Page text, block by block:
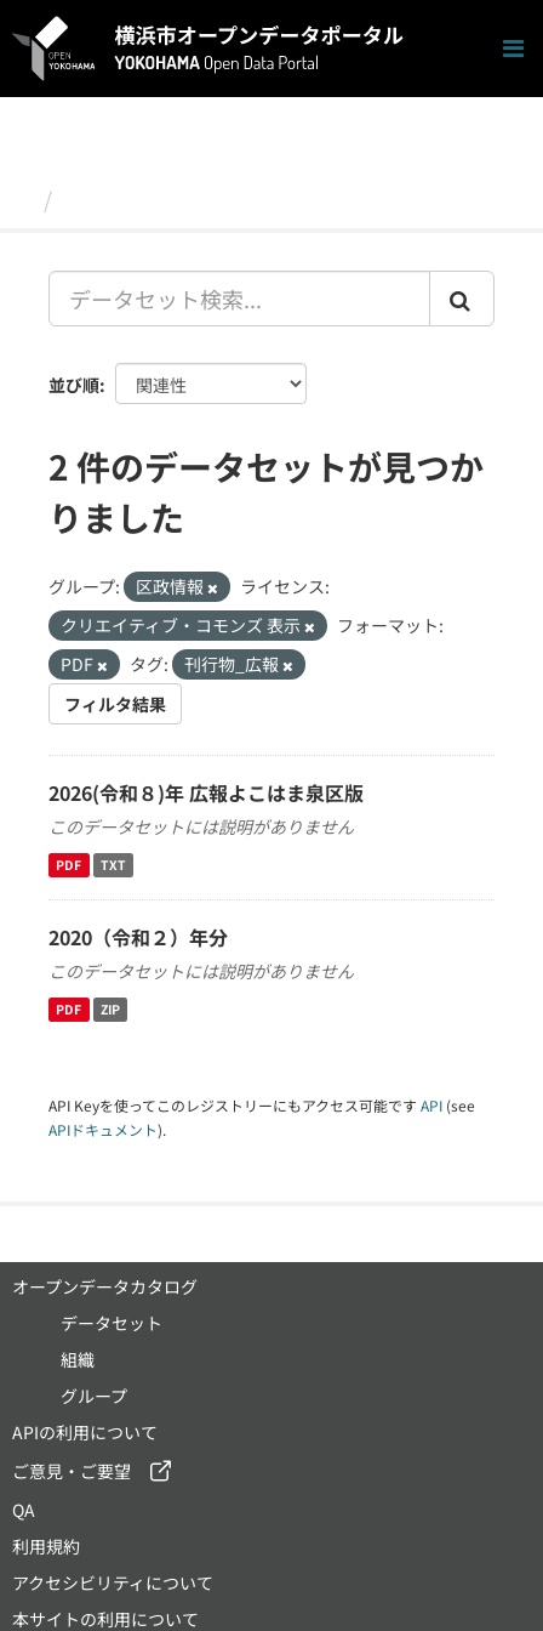
キ
並び順
2 件のデータセットが見つか
りました
グループ: 区政情報
ライセンス:
クリエイティブ・コモンズ 表示
フォーマット:
PDF
タグ:
刊行物_広報
フィルタ結果
2026(令和８)年 広報よこはま泉区版
このデータセットには説明がありません
PDF TXT
2020（令和２）年分
このデータセットには説明がありません
PDF ZIP
API Keyを使ってこのレジストリーにもアクセス可能です API (see
APIドキュメント).
オープンデータカタログ
データセット
組織
グループ
APIの利用について
ご意見・ご要望
QA
利用規約
アクセシビリティについて
本サイトの利用について